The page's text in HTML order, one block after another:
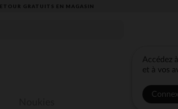
GRATUITS EN MAGASIN​
Accédez
et à vos